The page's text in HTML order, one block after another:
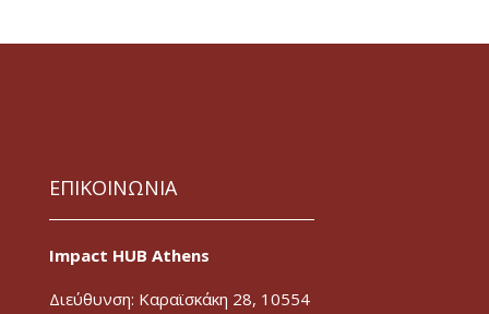
ΕΠΙΚΟΙΝΩΝΙΑ
Impact HUB Athens
Διεύθυνση: Καραϊσκάκη 28, 10554